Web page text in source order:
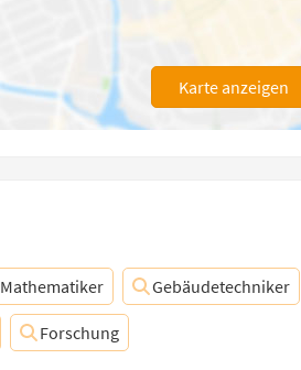
Karte anzeigen
Mathematiker Gebäudetechniker
Forschung